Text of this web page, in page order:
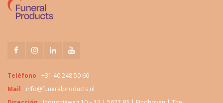
Teléfono
+31 40 248 50 60
Mail
info@funeralproducts.nl